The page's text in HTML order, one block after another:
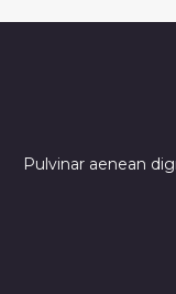
Pulvinar aenean